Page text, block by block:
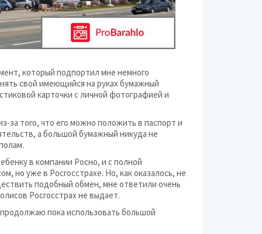
который подпортил мне немного
свой имеющийся на руках бумажный
карточки с личной фотографией и
за того, что его можно положить в паспорт и
а большой бумажный никуда не
в компании Росно, и с полной
но уже в Росгосстрахе. Но, как оказалось, не
подобный обмен, мне ответили очень
Росгосстрах не выдает.
пока использовать большой